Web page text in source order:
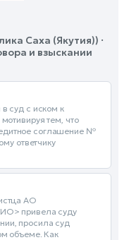
Саха (Якутия)) ·
и взыскании
суд с иском к
тем, что
соглашение №
ответчику
АО
привела суду
просила суд
объеме. Как